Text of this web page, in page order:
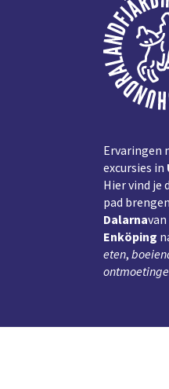
Ervaringen
excursies in
Hier vind je
pad
Dalarnavan
Enköping
eten,